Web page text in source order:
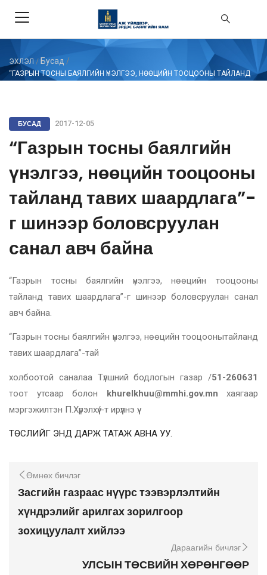
ЭХЛЭЛ / Бусад /
“ГАЗРЫН ТОСНЫ БАЯЛГИЙН ҮНЭЛГЭЭ, НӨӨЦИЙН ТООЦООНЫ ТАЙЛАНД
БУСАД 2017-12-05
“Газрын тосны баялгийн
үнэлгээ, нөөцийн тооцооны
тайланд тавих шаардлага”-
г шинээр боловсруулан
санал авч байна
“Газрын тосны баялгийн үнэлгээ, нөөцийн тооцооны
тайланд тавих шаардлага”-г шинээр боловсруулан санал
авч байна.
“Газрын тосны баялгийн үнэлгээ, нөөцийн тооцоонытайланд
тавих шаардлага”-тай
холбоотой саналаа Түлшний бодлогын газар /51-260631
тоот утсаар болон khurelkhuu@mmhi.gov.mn хаягаар
мэргэжилтэн П.Хүрэлхүү/-т ирүүлнэ үү.
ТӨСЛИЙГ ЭНД ДАРЖ ТАТАЖ АВНА УУ.
Өмнөх бичлэг
Засгийн газраас нүүрс тээвэрлэлтийн
хүндрэлийг арилгах зорилгоор
зохицуулалт хийлээ
Дараагийн бичлэг
УЛСЫН ТӨСВИЙН ХӨРӨНГӨӨР